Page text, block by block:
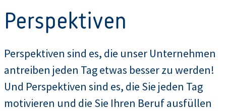
Perspektiven
Perspektiven sind es, die unser Unternehmen
antreiben jeden Tag etwas besser zu werden!
Und Perspektiven sind es, die Sie jeden Tag
motivieren und die Sie Ihren Beruf ausfüllen